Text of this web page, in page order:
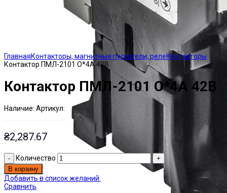
ГлавнаяКонтакторы, магнитные пускатели, релеКонтакторы
Контактор ПМЛ-2101 О*4А 42В
Контактор ПМЛ-2101 О*4А 42В
Наличие: Артикул:
₴2,287.67
Количество
В корзину
Добавить в список желаний
Сравнить